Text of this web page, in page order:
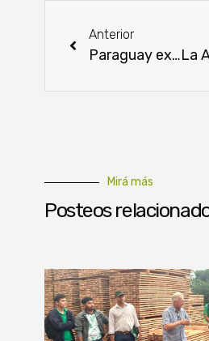
Anterior
Paraguay exportó un millón de toneladas menos de maíz zafra 2023 hasta abril
Mirá más
Posteos